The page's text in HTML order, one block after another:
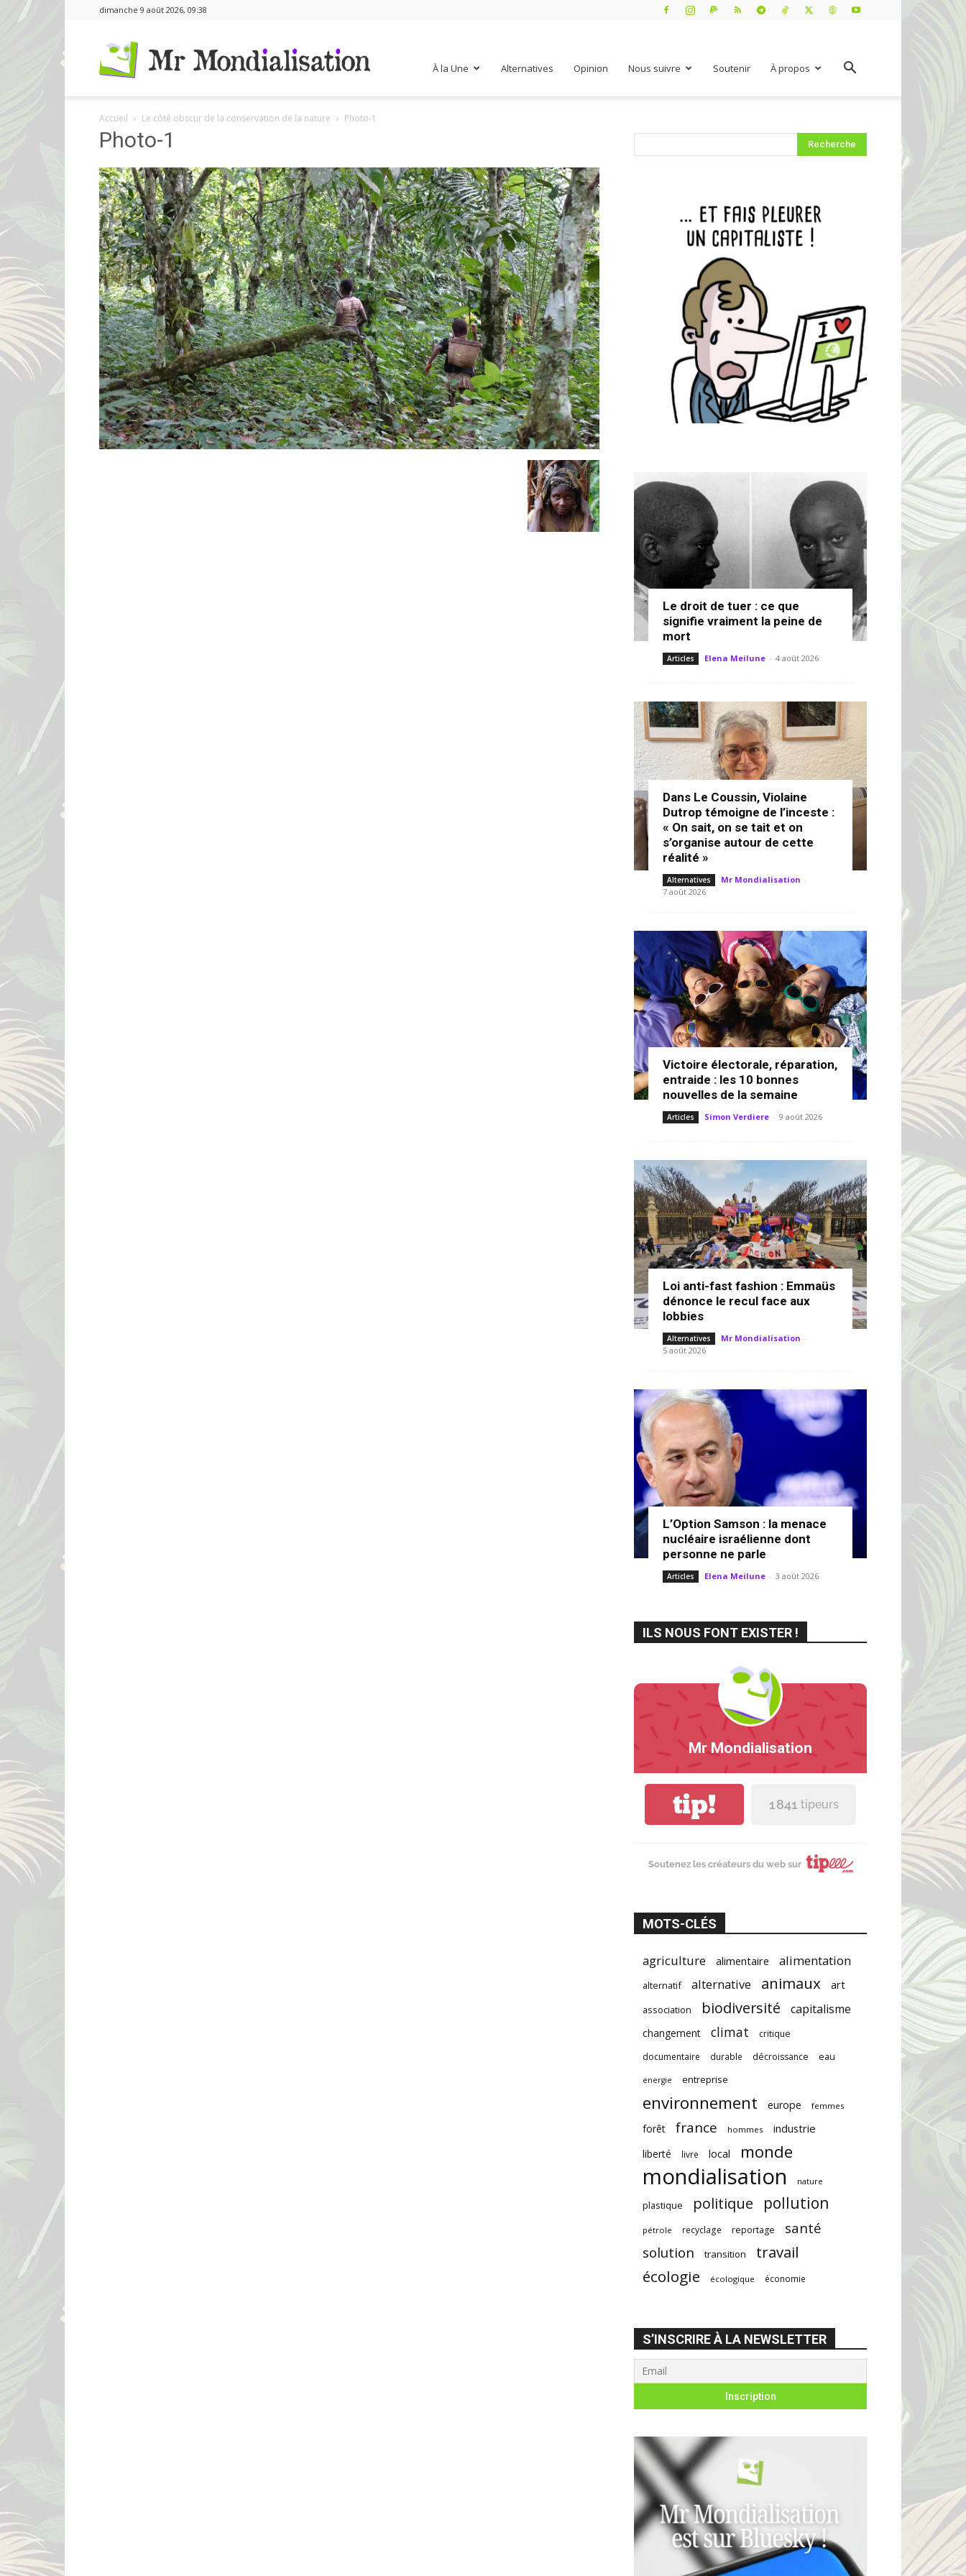
dimanche 9 août 2026, 09:38
À la Une Alternatives Opinion Nous suivre Soutenir À propos
Accueil Le côté obscur de la conservation de la nature Photo-1
Photo-1
Le droit de tuer : ce que
signifie vraiment la peine de
mort
Articles Elena Meilune - 4 août 2026
Dans Le Coussin, Violaine
Dutrop témoigne de l’inceste :
« On sait, on se tait et on
s’organise autour de cette
réalité »
Alternatives Mr Mondialisation -
7 août 2026
Victoire électorale, réparation,
entraide : les 10 bonnes
nouvelles de la semaine
Articles Simon Verdiere - 9 août 2026
Loi anti-fast fashion : Emmaüs
dénonce le recul face aux
lobbies
Alternatives Mr Mondialisation -
5 août 2026
L’Option Samson : la menace
nucléaire israélienne dont
personne ne parle
Articles Elena Meilune - 3 août 2026
ILS NOUS FONT EXISTER !
Mr Mondialisation
tip! 1 841 tipeurs
Soutenez les créateurs du web sur
MOTS-CLÉS
agriculture alimentaire alimentation
alternatif alternative animaux art
association biodiversité capitalisme
changement climat
critique
documentaire
durable décroissance eau
energie entreprise
environnement europe femmes
forêt france hommes industrie
liberté livre local monde
mondialisation nature
plastique politique pollution
pétrole recyclage reportage
santé
solution
transition
travail
écologie
écologique économie
S’INSCRIRE À LA NEWSLETTER